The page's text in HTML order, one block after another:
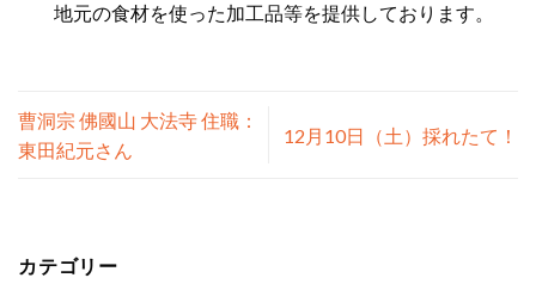
カテゴリー
地元の食材を使った加工品等を提供しております。
曹洞宗 佛國山 大法寺 住職：
東田紀元さん
12月10日（土）採れたて！